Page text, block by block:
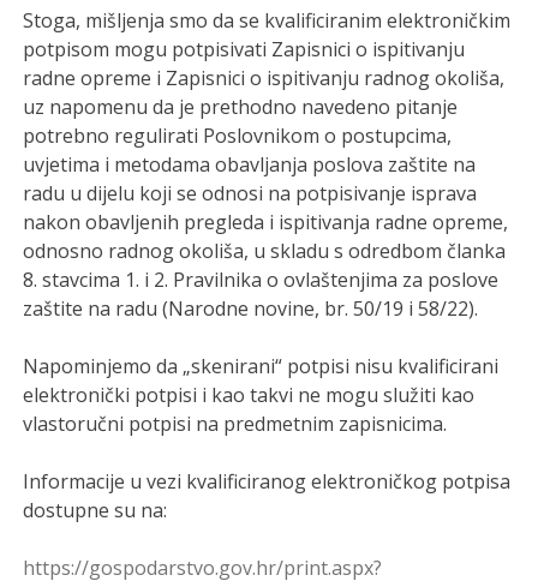
Stoga, mišljenja smo da se kvalificiranim elektroničkim
potpisom mogu potpisivati Zapisnici o ispitivanju
radne opreme i Zapisnici o ispitivanju radnog okoliša,
uz napomenu da je prethodno navedeno pitanje
potrebno regulirati Poslovnikom o postupcima,
uvjetima i metodama obavljanja poslova zaštite na
radu u dijelu koji se odnosi na potpisivanje isprava
nakon obavljenih pregleda i ispitivanja radne opreme,
odnosno radnog okoliša, u skladu s odredbom članka
8. stavcima 1. i 2. Pravilnika o ovlaštenjima za poslove
zaštite na radu (Narodne novine, br. 50/19 i 58/22).
Napominjemo da „skenirani“ potpisi nisu kvalificirani
elektronički potpisi i kao takvi ne mogu služiti kao
vlastoručni potpisi na predmetnim zapisnicima.
Informacije u vezi kvalificiranog elektroničkog potpisa
dostupne su na:
https://gospodarstvo.gov.hr/print.aspx?